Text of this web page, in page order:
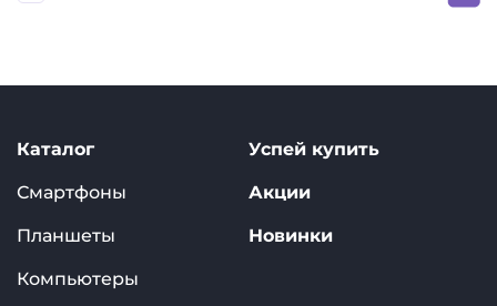
Каталог
Смартфоны
Планшеты
Компьютеры
Успей купить
Акции
Новинки